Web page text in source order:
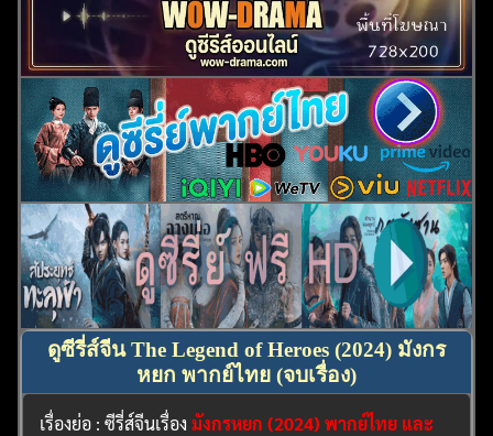
ดูซีรี่ส์จีน The Legend of Heroes (2024) มังกร
หยก พากย์ไทย (จบเรื่อง)
เรื่องย่อ : ซีรี่ส์จีนเรื่องมังกรหยก (2024) พากย์ไทย และ